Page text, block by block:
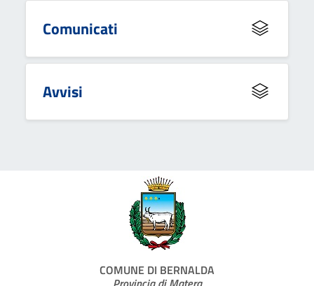
Comunicati
Avvisi
COMUNE DI BERNALDA